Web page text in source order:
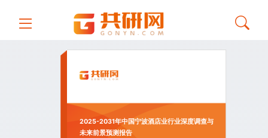
2025-2031年中国宁波酒店业行业深度调查与
未来前景预测报告